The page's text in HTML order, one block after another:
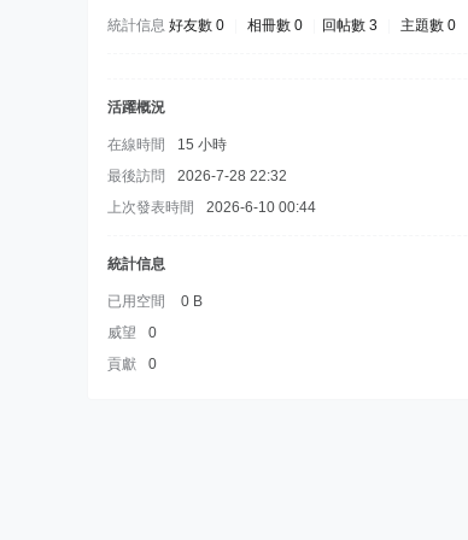
統計信息 好友數 0 相冊數 0 回帖數 3 主題數 0
活躍概況
在線時間 15 小時
最後訪問
2026-7-28 22:32
上次發表時間
2026-6-10 00:44
統計信息
已用空間 0 B
威望
0
貢獻
0